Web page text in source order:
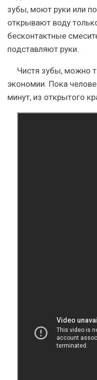
зубы, моют руки или
открывают воду
бесконтактные
подставляют руки.
Чистя зубы, можно
экономии. Пока
минут, из открытого